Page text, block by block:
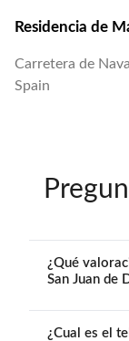
Residencia de
Carretera de
Spain
¿Qué
San Juan de
¿Cual es el